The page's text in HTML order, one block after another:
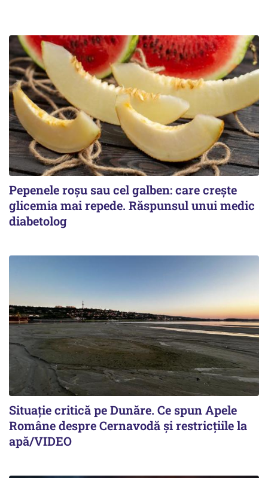
Pepenele roșu sau cel galben: care crește
glicemia mai repede. Răspunsul unui medic
diabetolog
Situație critică pe Dunăre. Ce spun Apele
Române despre Cernavodă și restricțiile la
apă/VIDEO